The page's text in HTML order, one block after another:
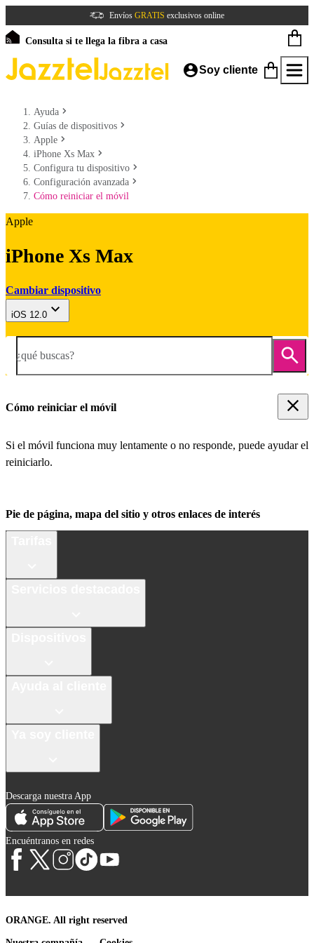
Envíos GRATIS exclusivos online
Consulta si te llega la fibra a casa
Soy cliente
Ayuda
Guías de dispositivos
Apple
iPhone Xs Max
Configura tu dispositivo
Configuración avanzada
Cómo reiniciar el móvil
Apple
iPhone Xs Max
Cambiar dispositivo
iOS 12.0
¿qué buscas?
Cómo reiniciar el móvil
Si el móvil funciona muy lentamente o no responde, puede ayudar el
reiniciarlo.
Pie de página, mapa del sitio y otros enlaces de interés
Descarga nuestra App
Encuéntranos en redes
ORANGE. All right reserved